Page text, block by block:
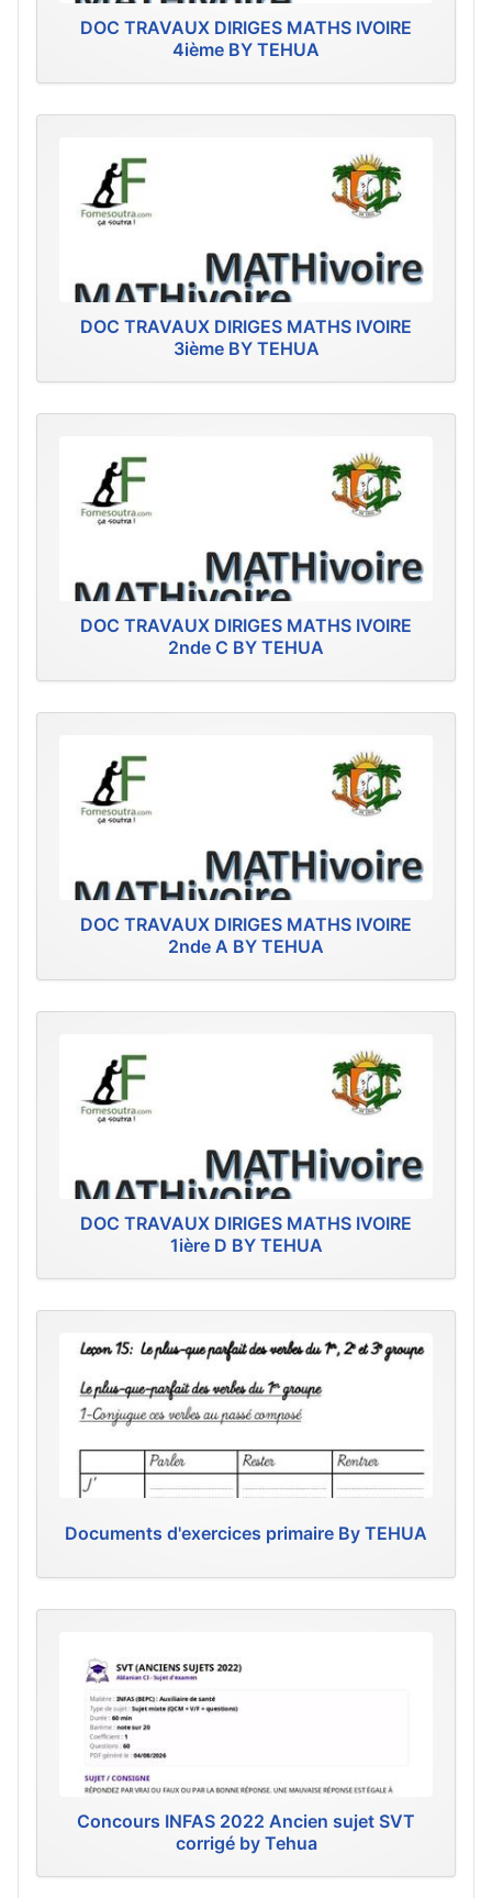
DOC TRAVAUX DIRIGES MATHS IVOIRE
4ième BY TEHUA
DOC TRAVAUX DIRIGES MATHS IVOIRE
3ième BY TEHUA
DOC TRAVAUX DIRIGES MATHS IVOIRE
2nde C BY TEHUA
DOC TRAVAUX DIRIGES MATHS IVOIRE
2nde A BY TEHUA
DOC TRAVAUX DIRIGES MATHS IVOIRE
1ière D BY TEHUA
Documents d'exercices primaire By TEHUA
Concours INFAS 2022 Ancien sujet SVT
corrigé by Tehua